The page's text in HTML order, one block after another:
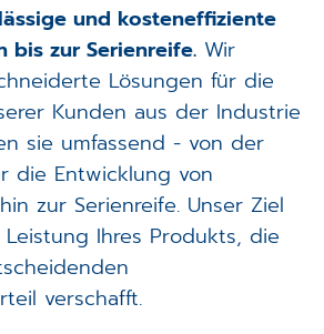
und kosteneffiziente
bis zur Serienreife.Wir
Lösungen für die
Kunden aus der Industrie
sie umfassend - von der
die Entwicklung von
zur Serienreife. Unser Ziel
Ihres Produkts, die
verschafft.